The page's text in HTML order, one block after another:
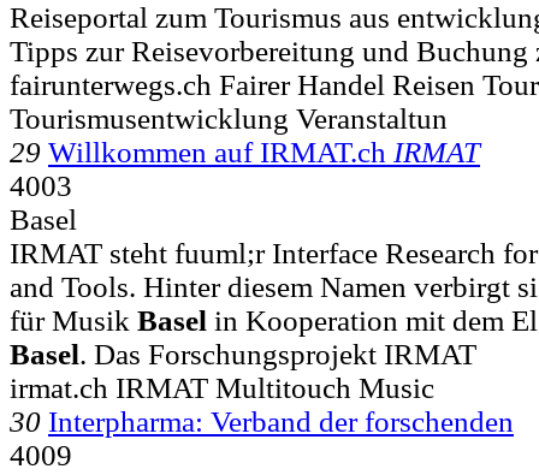
Reiseportal zum Tourismus aus
Tipps zur Reisevorbereitung und Buchung
fairunterwegs.ch Fairer Handel Reisen
Tourismusentwicklung Veranstaltun
29 Willkommen auf IRMAT.ch IRMAT
4003
Basel
IRMAT steht fuuml;r Interface Research
and Tools. Hinter diesem Namen verbirgt
für Musik Basel in Kooperation mit dem
Basel. Das Forschungsprojekt IRMAT
irmat.ch IRMAT Multitouch Music
30 Interpharma: Verband der forschenden
4009